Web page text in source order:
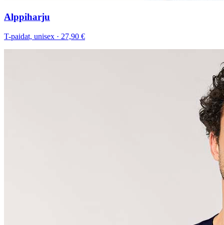
Alppiharju
T-paidat, unisex · 27,90 €